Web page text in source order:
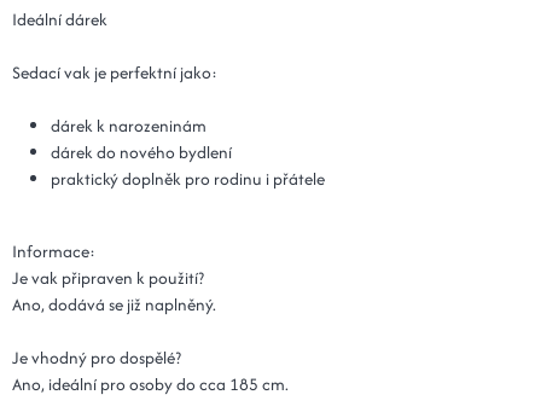
Ideální dárek
Sedací vak je perfektní jako:
dárek k narozeninám
dárek do nového bydlení
praktický doplněk pro rodinu i přátele
Informace:
Je vak připraven k použití?
Ano, dodává se již naplněný.
Je vhodný pro dospělé?
Ano, ideální pro osoby do cca 185 cm.